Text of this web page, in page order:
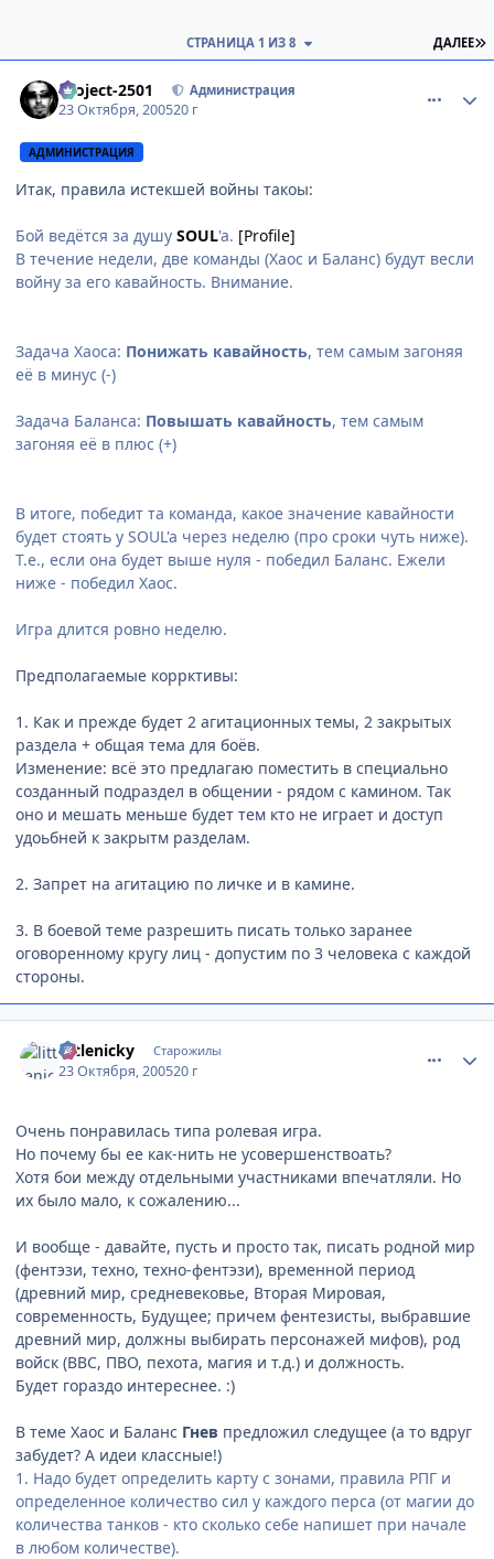
ДАЛЕЕ
СТРАНИЦА 1 ИЗ 8
Project-2501 Администрация
23 Октября, 200520 г
АДМИНИСТРАЦИЯ
Итак, правила истекшей войны такоы:
Бой ведётся за душу SOUL'a. [Profile]
В течение недели, две команды (Хаос и Баланс) будут весли
войну за его кавайность. Внимание.
Задача Хаоса: Понижать кавайность, тем самым загоняя
её в минус (-)
Задача Баланса: Повышать кавайность, тем самым
загоняя её в плюс (+)
В итоге, победит та команда, какое значение кавайности
будет стоять у SOUL'a через неделю (про сроки чуть ниже).
Т.е., если она будет выше нуля - победил Баланс. Ежели
ниже - победил Хаос.
Игра длится ровно неделю.
Предполагаемые коррктивы:
1. Как и прежде будет 2 агитационных темы, 2 закрытых
раздела + общая тема для боёв.
Изменение: всё это предлагаю поместить в специально
созданный подраздел в общении - рядом с камином. Так
оно и мешать меньше будет тем кто не играет и доступ
удоьбней к закрытм разделам.
2. Запрет на агитацию по личке и в камине.
3. В боевой теме разрешить писать только заранее
оговоренному кругу лиц - допустим по 3 человека с каждой
стороны.
littlenicky Старожилы
23 Октября, 200520 г
Очень понравилась типа ролевая игра.
Но почему бы ее как-нить не усовершенствоать?
Хотя бои между отдельными участниками впечатляли. Но
их было мало, к сожалению...
И вообще - давайте, пусть и просто так, писать родной мир
(фентэзи, техно, техно-фентэзи), временной период
(древний мир, средневековье, Вторая Мировая,
современность, Будущее; причем фентезисты, выбравшие
древний мир, должны выбирать персонажей мифов), род
войск (ВВС, ПВО, пехота, магия и т.д.) и должность.
Будет гораздо интереснее. :)
В теме Хаос и Баланс Гнев предложил следущее (а то вдруг
забудет? А идеи классные!)
1. Надо будет определить карту с зонами, правила РПГ и
определенное количество сил у каждого перса (от магии до
количества танков - кто сколько себе напишет при начале
в любом количестве).